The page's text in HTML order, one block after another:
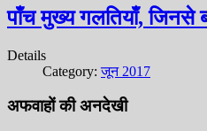
पाँच मुख्य गलतियाँ, जिनसे
Details
Category:जून 2017
अफवाहों की अनदेखी